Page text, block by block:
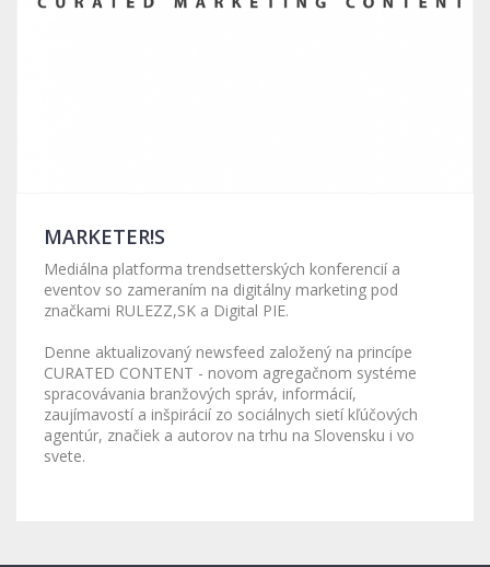
MARKETER!S
Mediálna platforma trendsetterských konferencií a
eventov so zameraním na digitálny marketing pod
značkami RULEZZ,SK a Digital PIE.
Denne aktualizovaný newsfeed založený na princípe
CURATED CONTENT - novom agregačnom systéme
spracovávania branžových správ, informácií,
zaujímavostí a inšpirácií zo sociálnych sietí kľúčových
agentúr, značiek a autorov na trhu na Slovensku i vo
svete.